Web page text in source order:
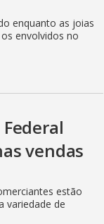
enquanto as joias
envolvidos no
vendas
estão
variedade de